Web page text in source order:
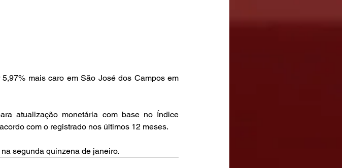
mais caro em São José dos Campos em
atualização monetária com base no Índice
com o registrado nos últimos 12 meses.
segunda quinzena de janeiro.